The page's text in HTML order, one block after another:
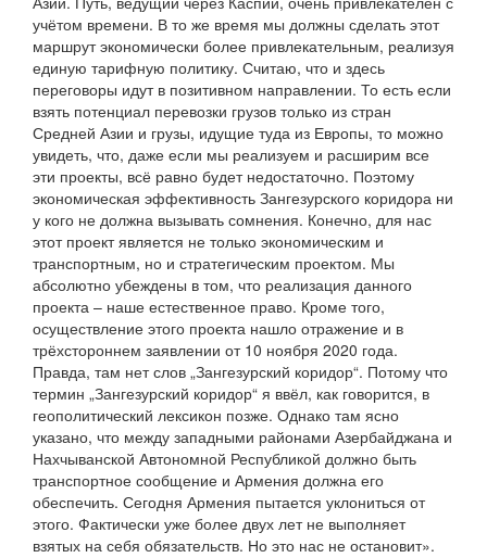
учётом времени. В то же время мы должны сделать этот
маршрут экономически более привлекательным, реализуя
единую тарифную политику. Считаю, что и здесь
переговоры идут в позитивном направлении. То есть если
взять потенциал перевозки грузов только из стран
Средней Азии и грузы, идущие туда из Европы, то можно
увидеть, что, даже если мы реализуем и расширим все
эти проекты, всё равно будет недостаточно. Поэтому
экономическая эффективность Зангезурского коридора ни
у кого не должна вызывать сомнения. Конечно, для нас
этот проект является не только экономическим и
транспортным, но и стратегическим проектом. Мы
абсолютно убеждены в том, что реализация данного
проекта – наше естественное право. Кроме того,
осуществление этого проекта нашло отражение и в
трёхстороннем заявлении от 10 ноября 2020 года.
Правда, там нет слов „Зангезурский коридор“. Потому что
термин „Зангезурский коридор“ я ввёл, как говорится, в
геополитический лексикон позже. Однако там ясно
указано, что между западными районами Азербайджана и
Нахчыванской Автономной Республикой должно быть
транспортное сообщение и Армения должна его
обеспечить. Сегодня Армения пытается уклониться от
этого. Фактически уже более двух лет не выполняет
взятых на себя обязательств. Но это нас не остановит».